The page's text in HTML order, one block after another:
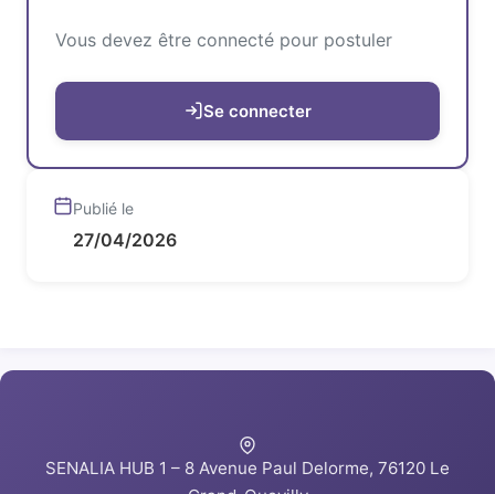
Vous devez être connecté pour postuler
Se connecter
Publié le
27/04/2026
SENALIA HUB 1 – 8 Avenue Paul Delorme, 76120 Le